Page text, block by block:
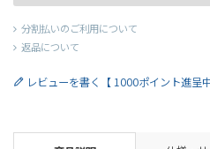
分割払いのご利用について
返品について
レビューを書く【 1000ポイント進呈中